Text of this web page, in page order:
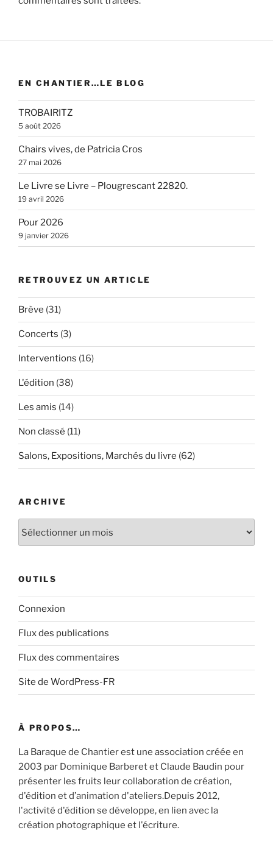
EN CHANTIER…LE BLOG
TROBAIRITZ
5 août 2026
Chairs vives, de Patricia Cros
27 mai 2026
Le Livre se Livre – Plougrescant 22820.
19 avril 2026
Pour 2026
9 janvier 2026
RETROUVEZ UN ARTICLE
Brève (31)
Concerts (3)
Interventions (16)
L'édition (38)
Les amis (14)
Non classé (11)
Salons, Expositions, Marchés du livre (62)
ARCHIVE
OUTILS
Connexion
Flux des publications
Flux des commentaires
Site de WordPress-FR
À PROPOS…
La Baraque de Chantier est une association créée en
2003 par Dominique Barberet et Claude Baudin pour
présenter les fruits leur collaboration de création,
d'édition et d’animation d'ateliers.Depuis 2012,
l'activité d'édition se développe, en lien avec la
création photographique et l'écriture.